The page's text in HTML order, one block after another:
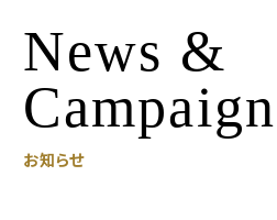
News &
Campaign
お知らせ